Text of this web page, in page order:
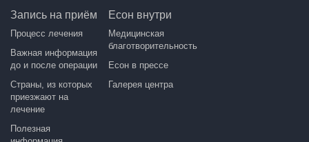
Запись на приём
Процесс лечения
Важная информация
до и после операции
Страны, из которых
приезжают на
лечение
Полезная
Есон внутри
Медицинская
благотворительность
Есон в прессе
Галерея центра